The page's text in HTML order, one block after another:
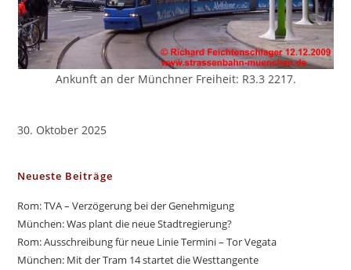
Ankunft an der Münchner Freiheit: R3.3 2217.
30. Oktober 2025
Neueste Beiträge
Rom: TVA – Verzögerung bei der Genehmigung
München: Was plant die neue Stadtregierung?
Rom: Ausschreibung für neue Linie Termini – Tor Vegata
München: Mit der Tram 14 startet die Westtangente